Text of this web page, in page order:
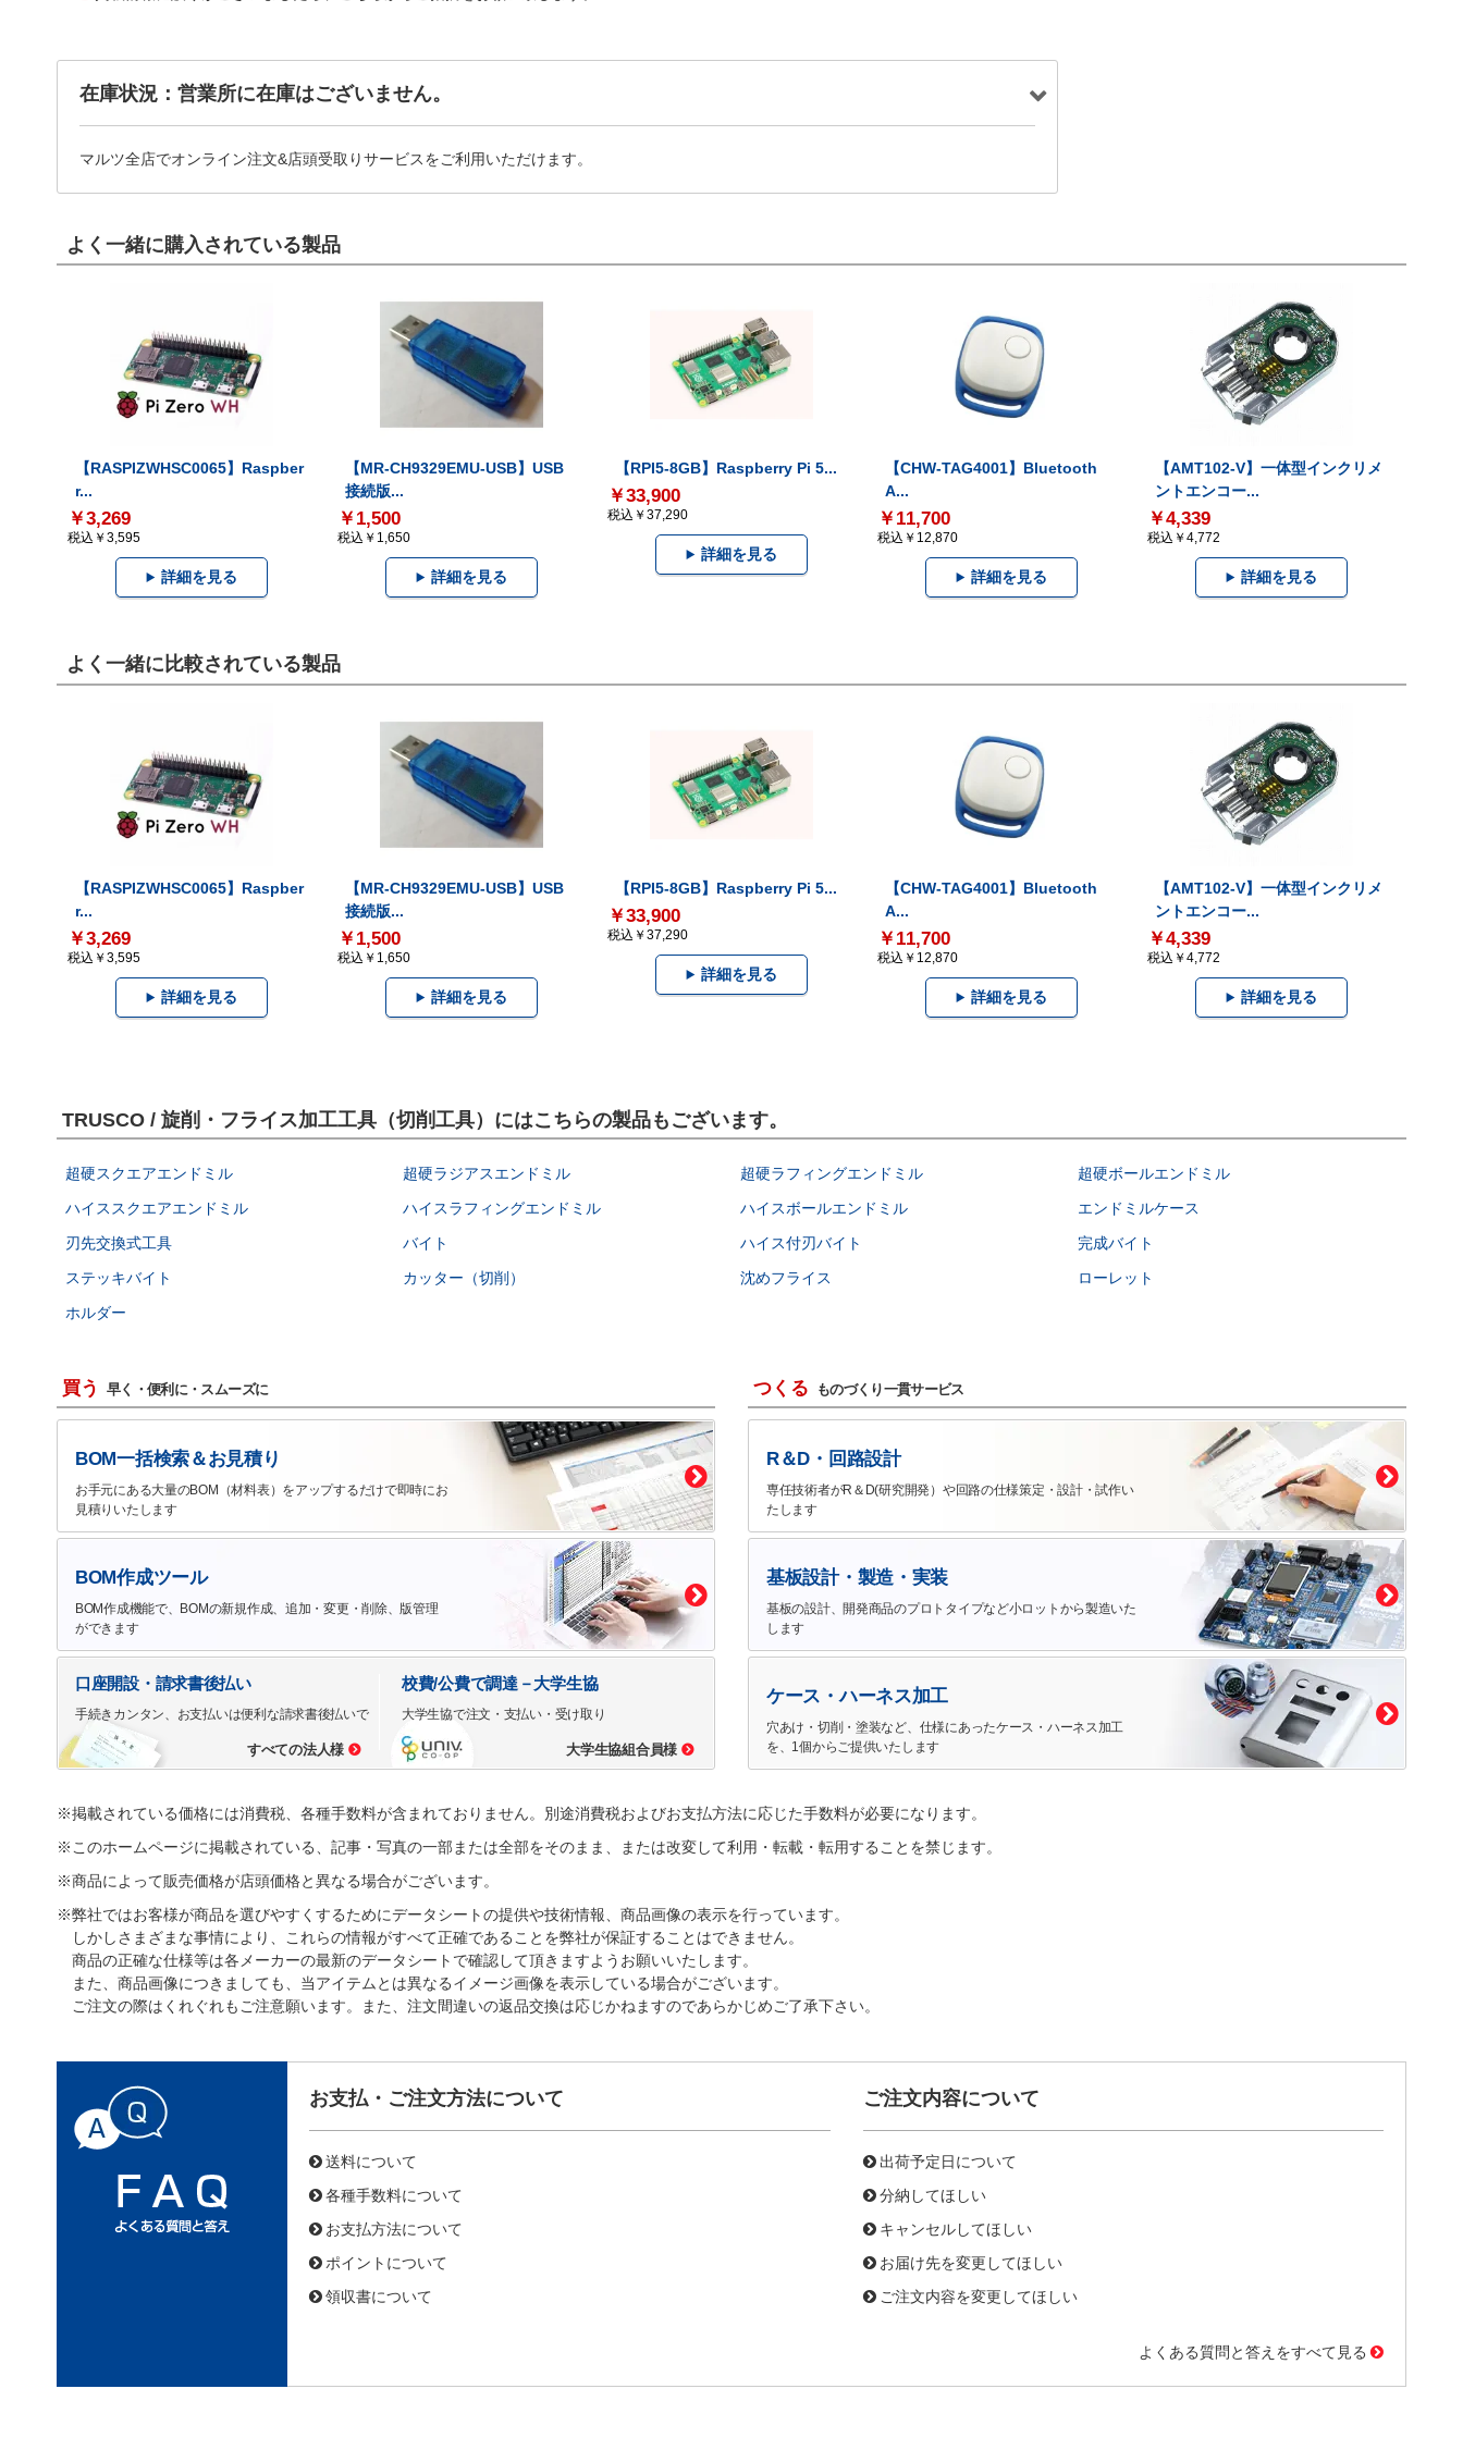
在庫状況：営業所に在庫はございません。
マルツ全店でオンライン注文&店頭受取りサービスをご利用いただけます。
よく一緒に購入されている製品
【RASPIZWHSC0065】Raspber
r...
￥3,269
税込￥3,595
詳細を見る
【MR-CH9329EMU-USB】USB
接続版...
￥1,500
税込￥1,650
詳細を見る
【RPI5-8GB】Raspberry Pi 5...
￥33,900
税込￥37,290
詳細を見る
【CHW-TAG4001】Bluetooth
A...
￥11,700
税込￥12,870
詳細を見る
【AMT102-V】一体型インクリメ
ントエンコー...
￥4,339
税込￥4,772
詳細を見る
よく一緒に比較されている製品
【RASPIZWHSC0065】Raspber
r...
￥3,269
税込￥3,595
詳細を見る
【MR-CH9329EMU-USB】USB
接続版...
￥1,500
税込￥1,650
詳細を見る
【RPI5-8GB】Raspberry Pi 5...
￥33,900
税込￥37,290
詳細を見る
【CHW-TAG4001】Bluetooth
A...
￥11,700
税込￥12,870
詳細を見る
【AMT102-V】一体型インクリメ
ントエンコー...
￥4,339
税込￥4,772
詳細を見る
TRUSCO / 旋削・フライス加工工具（切削工具）にはこちらの製品もございます。
超硬スクエアエンドミル 超硬ラジアスエンドミル 超硬ラフィングエンドミル
超硬ボールエンドミル
ハイススクエアエンドミル
ハイスラフィングエンドミル ハイスボールエンドミル
エンドミルケース
刃先交換式工具
バイト ハイス付刃バイト
完成バイト
ステッキバイト
カッター（切削） 沈めフライス
ローレット
ホルダー
買う 早く・便利に・スムーズに
BOM一括検索＆お見積り
お手元にある大量のBOM（材料表）をアップするだけで即時にお
見積りいたします
BOM作成ツール
BOM作成機能で、BOMの新規作成、追加・変更・削除、版管理
ができます
口座開設・請求書後払い
手続きカンタン、お支払いは便利な請求書後払いで
すべての法人様
校費/公費で調達－大学生協
大学生協で注文・支払い・受け取り
大学生協組合員様
つくる ものづくり一貫サービス
R＆D・回路設計
専任技術者がR＆D(研究開発）や回路の仕様策定・設計・試作い
たします
基板設計・製造・実装
基板の設計、開発商品のプロトタイプなど小ロットから製造いた
します
ケース・ハーネス加工
穴あけ・切削・塗装など、仕様にあったケース・ハーネス加工
を、1個からご提供いたします
※掲載されている価格には消費税、各種手数料が含まれておりません。別途消費税およびお支払方法に応じた手数料が必要になります。
※このホームページに掲載されている、記事・写真の一部または全部をそのまま、または改変して利用・転載・転用することを禁じます。
※商品によって販売価格が店頭価格と異なる場合がございます。
※弊社ではお客様が商品を選びやすくするためにデータシートの提供や技術情報、商品画像の表示を行っています。
しかしさまざまな事情により、これらの情報がすべて正確であることを弊社が保証することはできません。
商品の正確な仕様等は各メーカーの最新のデータシートで確認して頂きますようお願いいたします。
また、商品画像につきましても、当アイテムとは異なるイメージ画像を表示している場合がございます。
ご注文の際はくれぐれもご注意願います。また、注文間違いの返品交換は応じかねますのであらかじめご了承下さい。
お支払・ご注文方法について
送料について
各種手数料について
お支払方法について
ポイントについて
領収書について
ご注文内容について
出荷予定日について
分納してほしい
キャンセルしてほしい
お届け先を変更してほしい
ご注文内容を変更してほしい
よくある質問と答えをすべて見る